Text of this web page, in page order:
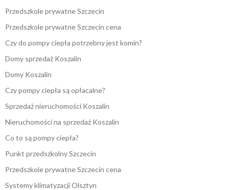
Przedszkole prywatne Szczecin
Przedszkole prywatne Szczecin cena
Czy do pompy ciepła potrzebny jest komin?
Domy sprzedaż Koszalin
Domy Koszalin
Czy pompy ciepła są opłacalne?
Sprzedaż nieruchomości Koszalin
Nieruchomości na sprzedaż Koszalin
Co to są pompy ciepła?
Punkt przedszkolny Szczecin
Przedszkole prywatne Szczecin cena
Systemy klimatyzacji Olsztyn